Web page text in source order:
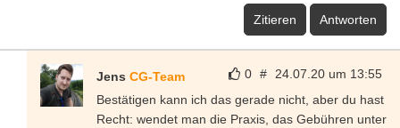
Zitieren Antworten
0 # 24.07.20 um 13:55
Jens CG-Team
Bestätigen kann ich das gerade nicht, aber du hast
Recht: wendet man die Praxis, das Gebühren unter